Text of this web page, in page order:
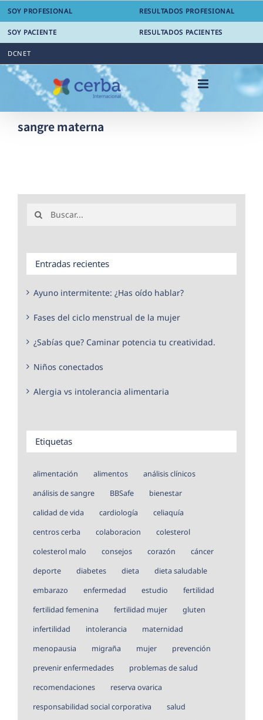
Saltar
contenido
SOY PROFESIONAL RESULTADOS PROFESIONAL
SOY PACIENTE RESULTADOS PACIENTES
DCNET
sangre materna
Entradas recientes
Ayuno intermitente: ¿Has oído hablar?
Fases del ciclo menstrual de la mujer
¿Sabías que? Caminar potencia tu creatividad.
Niños conectados
Alergia vs intolerancia alimentaria
Etiquetas
alimentación alimentos
análisis clínicos
análisis de sangre
BBSafe
bienestar
calidad de vida
cardiología
celiaquía
centros cerba
colaboracion
colesterol
colesterol malo
consejos corazón
cáncer
deporte
diabetes dieta
dieta saludable
embarazo
enfermedad estudio
fertilidad
fertilidad femenina
fertilidad mujer
gluten
infertilidad
intolerancia
maternidad
menopausia
migraña mujer
prevención
prevenir enfermedades
problemas de salud
recomendaciones
reserva ovarica
responsabilidad social corporativa
salud